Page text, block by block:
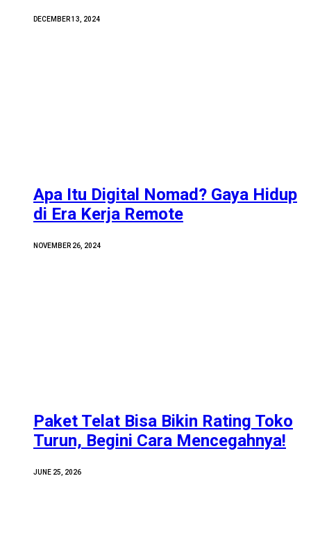
DECEMBER 13, 2024
Apa Itu Digital Nomad? Gaya Hidup
di Era Kerja Remote
NOVEMBER 26, 2024
Paket Telat Bisa Bikin Rating Toko
Turun, Begini Cara Mencegahnya!
JUNE 25, 2026